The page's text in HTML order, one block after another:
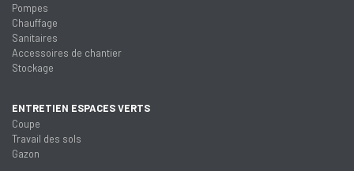
Pompes
Chauffage
Sanitaires
Accessoires de chantier
Stockage
ENTRETIEN ESPACES VERTS
Coupe
Travail des sols
Gazon